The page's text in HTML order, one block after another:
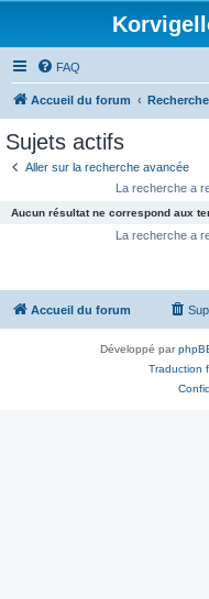
FAQ
Accueil du forum
Sujets actifs
Aller sur la recherche avancée
La recherche a
Aucun résultat ne correspond aux
La recherche a
Accueil du forum
Développé par
Traduction